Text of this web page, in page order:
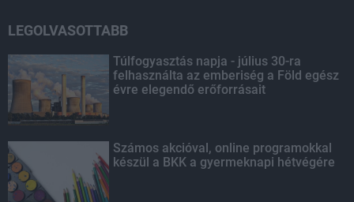
LEGOLVASOTTABB
Túlfogyasztás napja - július 30-ra
felhasználta az emberiség a Föld egész
évre elegendő erőforrásait
Számos akcióval, online programokkal
készül a BKK a gyermeknapi hétvégére